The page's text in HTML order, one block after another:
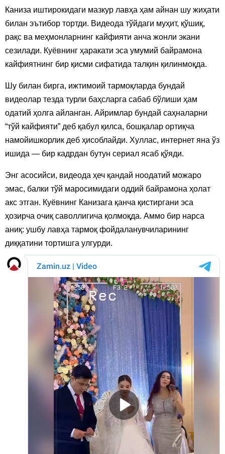
Каниза иштирокидаги мазкур лавҳа ҳам айнан шу жиҳати
билан эътибор тортди. Видеода тўйдаги муҳит, қўшиқ,
рақс ва меҳмонларнинг кайфияти анча жонли экани
сезилади. Куёвнинг ҳаракати эса умумий байрамона
кайфиятнинг бир қисми сифатида талқин қилинмоқда.
Шу билан бирга, ижтимоий тармоқларда бундай
видеолар тезда турли баҳсларга сабаб бўлиши ҳам
одатий ҳолга айланган. Айримлар бундай саҳналарни
“тўй кайфияти” деб қабул қилса, бошқалар ортиқча
намойишкорлик деб ҳисоблайди. Хуллас, интернет яна ўз
ишида — бир кадрдан бутун сериал ясаб қўяди.
Энг асосийси, видеода ҳеч қандай ноодатий можаро
эмас, балки тўй маросимидаги оддий байрамона ҳолат
акс этган. Куёвнинг Канизага қанча қистиргани эса
ҳозирча очиқ саволлигича қолмоқда. Аммо бир нарса
аниқ: ушбу лавҳа тармоқ фойдаланувчиларининг
диққатини тортишга улгурди.